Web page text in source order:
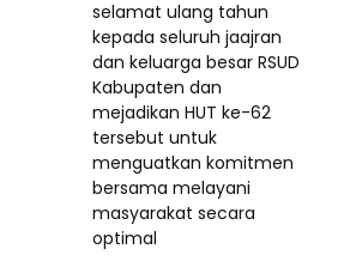
selamat ulang tahun
kepada seluruh jaajran
dan keluarga besar RSUD
Kabupaten dan
mejadikan HUT ke-62
tersebut untuk
menguatkan komitmen
bersama melayani
masyarakat secara
optimal